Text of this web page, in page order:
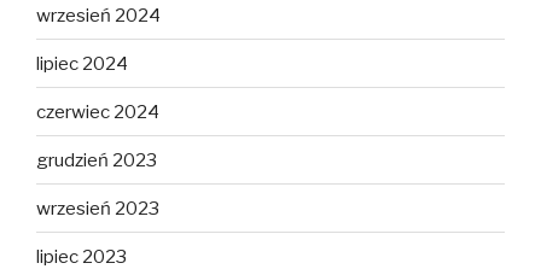
wrzesień 2024
lipiec 2024
czerwiec 2024
grudzień 2023
wrzesień 2023
lipiec 2023